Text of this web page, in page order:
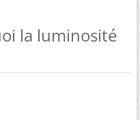
la luminosité